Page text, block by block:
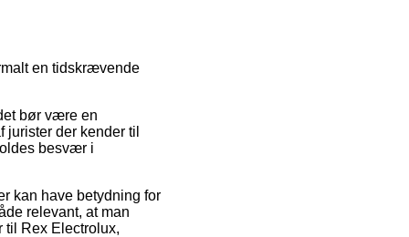
en tidskrævende
bør være en
der kender til
besvær i
kan have betydning for
relevant, at man
Rex Electrolux,